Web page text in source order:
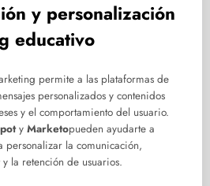
y personalización
educativo
permite a las plataformas de
personalizados y contenidos
y el comportamiento del usuario.
y Marketopueden ayudarte a
personalizar la comunicación,
la retención de usuarios.